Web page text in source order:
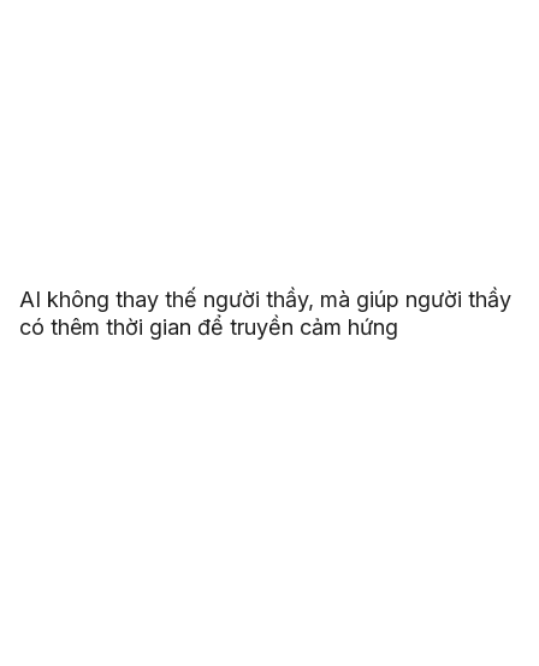
AI không thay thế người thầy, mà giúp người thầy
có thêm thời gian để truyền cảm hứng